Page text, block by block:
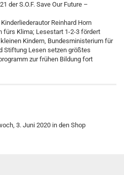
der S.O.F. Save Our Future –
Reinhard Horn
fürs Klima; Lesestart 1-2-3 fördert
Kindern, Bundesministerium für
Stiftung Lesen setzen größtes
zur frühen Bildung fort
3. Juni 2020 in den Shop